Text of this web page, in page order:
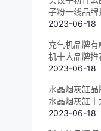
子粉一线品牌
2023-06-18
充气机品牌
机十大品牌推
2023-06-18
水晶烟灰缸
水晶烟灰缸十
2023-06-18